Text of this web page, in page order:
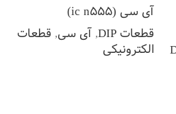
آی سی (ic n555)
قطعات DIP
,آی سی, قطعات
الکترونیکی